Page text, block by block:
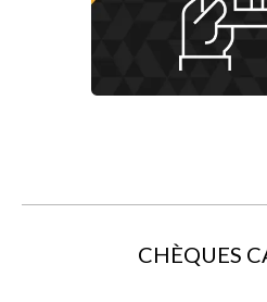
CHÈQUES